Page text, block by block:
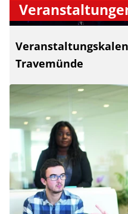
Travemünde